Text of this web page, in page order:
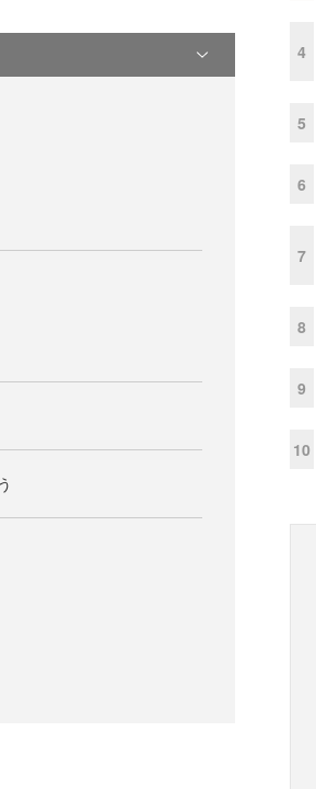
4
5
6
7
8
9
10